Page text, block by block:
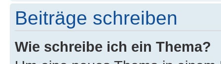
Beiträge schreiben
Wie schreibe ich ein Thema?